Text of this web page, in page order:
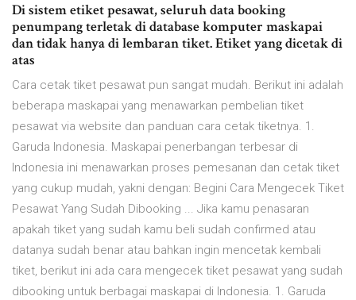
Di sistem etiket pesawat, seluruh data booking
penumpang terletak di database komputer maskapai
dan tidak hanya di lembaran tiket. Etiket yang dicetak di
atas
Cara cetak tiket pesawat pun sangat mudah. Berikut ini adalah
beberapa maskapai yang menawarkan pembelian tiket
pesawat via website dan panduan cara cetak tiketnya. 1.
Garuda Indonesia. Maskapai penerbangan terbesar di
Indonesia ini menawarkan proses pemesanan dan cetak tiket
yang cukup mudah, yakni dengan: Begini Cara Mengecek Tiket
Pesawat Yang Sudah Dibooking ... Jika kamu penasaran
apakah tiket yang sudah kamu beli sudah confirmed atau
datanya sudah benar atau bahkan ingin mencetak kembali
tiket, berikut ini ada cara mengecek tiket pesawat yang sudah
dibooking untuk berbagai maskapai di Indonesia. 1. Garuda